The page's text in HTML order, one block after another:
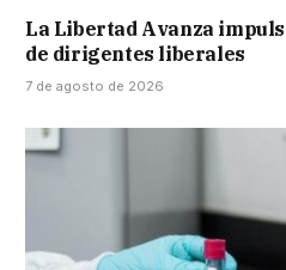
La Libertad Avanza
de dirigentes liberales
7 de agosto de 2026